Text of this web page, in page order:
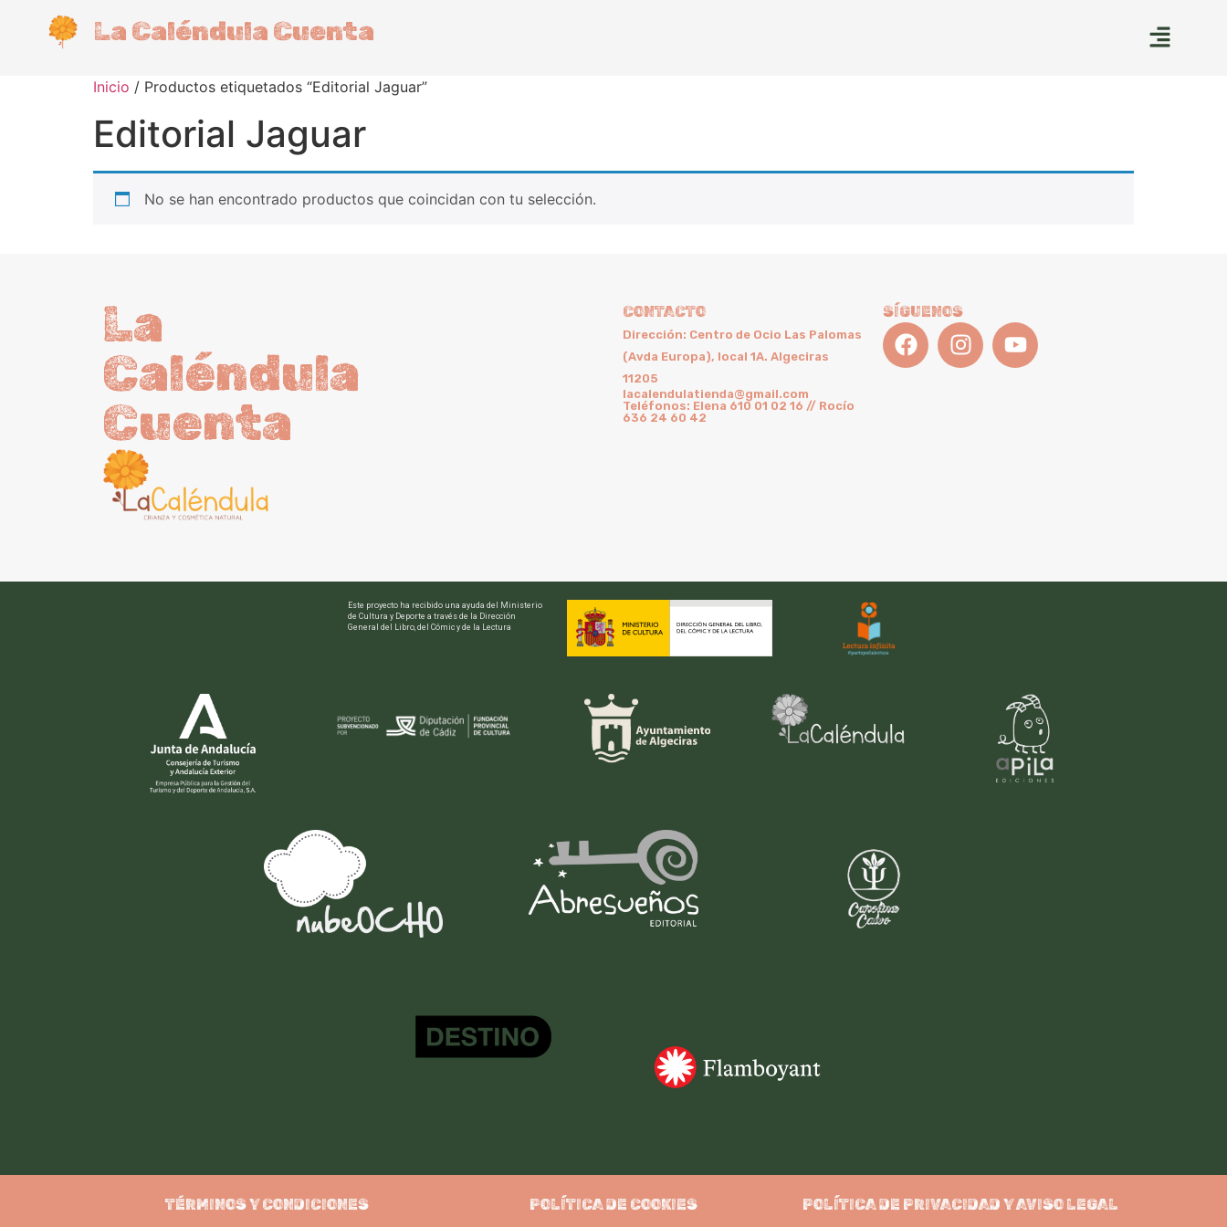
La Caléndula Cuenta
Inicio / Productos etiquetados “Editorial Jaguar”
Editorial Jaguar
No se han encontrado productos que coincidan con tu selección.
La
Caléndula
Cuenta
CONTACTO
Dirección: Centro de Ocio Las Palomas
(Avda Europa), local 1A. Algeciras
11205
lacalendulatienda@gmail.com
Teléfonos: Elena 610 01 02 16 // Rocío
636 24 60 42
SÍGUENOS
Este proyecto ha recibido una ayuda del Ministerio
de Cultura y Deporte a través de la Dirección
General del Libro, del Cómic y de la Lectura
TÉRMINOS Y CONDICIONES POLÍTICA DE COOKIES POLÍTICA DE PRIVACIDAD Y AVISO LEGAL